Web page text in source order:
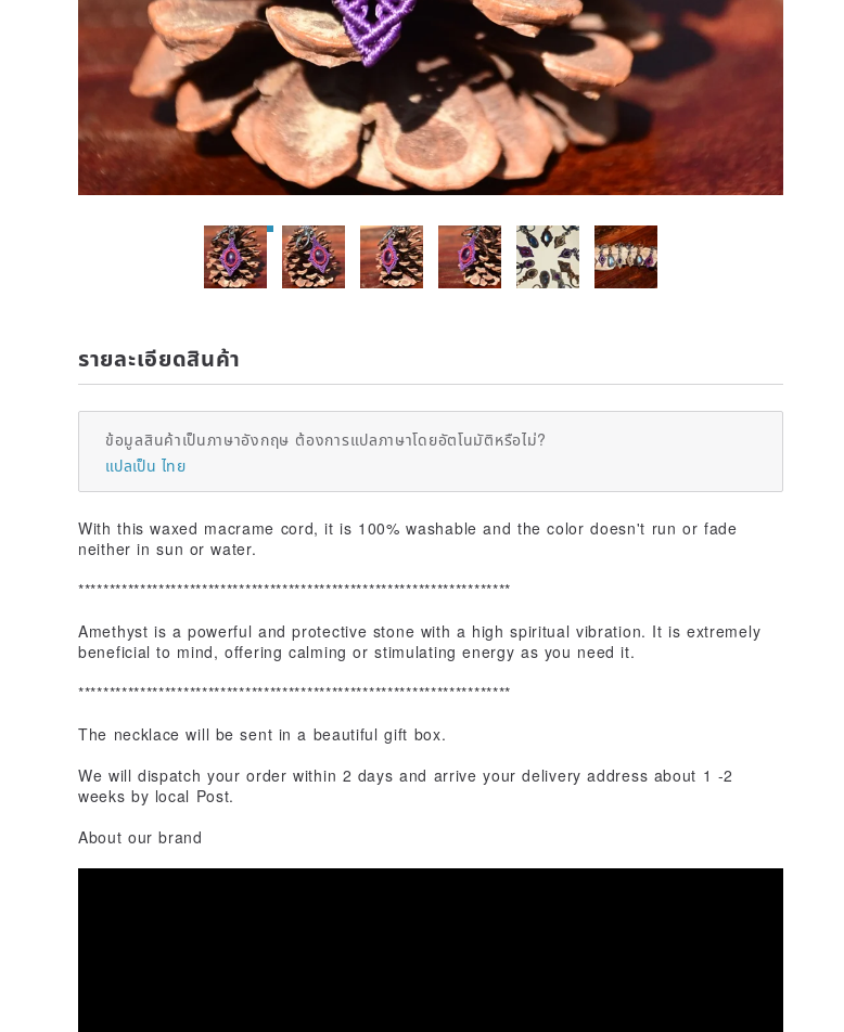
รายละเอียดสินค้า
ข้อมูลสินค้าเป็นภาษาอังกฤษ ต้องการแปลภาษาโดยอัตโนมัติหรือไม่?
แปลเป็น ไทย
With this waxed macrame cord, it is 100% washable and the color doesn't run or fade
neither in sun or water.
**********************************************************************
Amethyst is a powerful and protective stone with a high spiritual vibration. It is extremely
beneficial to mind, offering calming or stimulating energy as you need it.
**********************************************************************
The necklace will be sent in a beautiful gift box.
We will dispatch your order within 2 days and arrive your delivery address about 1 -2
weeks by local Post.
About our brand